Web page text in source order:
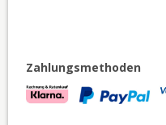
Zahlungsmethoden